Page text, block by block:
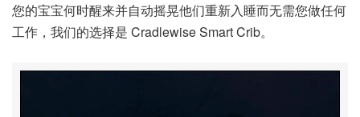
您的宝宝何时醒来并自动摇晃他们重新入睡而无需您做任何
工作，我们的选择是 Cradlewise Smart Crib。